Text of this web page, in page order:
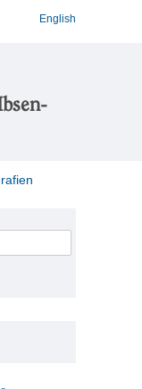
English